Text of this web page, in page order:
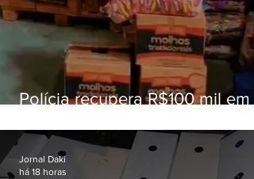
Polícia recupera R$100 mil em
Fluminense
Jornal Daki
há 18 horas